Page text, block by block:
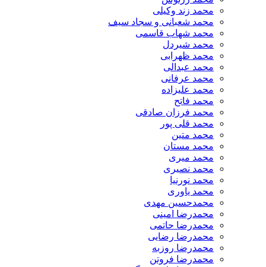
محمد زند وکیلی
محمد شعبانی و سجاد سیف
محمد شهاب قاسمی
​محمد شیردل
محمد ظهرابی
محمد عبدالی
محمد عرفانی
محمد علیزاده
محمد فاتح
محمد فرزان صادقی
محمد قلی پور
محمد متین
محمد مستان
محمد میری
محمد نصیری
محمد نورنیا
محمد یاوری
محمدحسین مهدی
محمدرضا امینی
محمدرضا حاتمی
محمدرضا رضایی
محمدرضا روزبه
محمدرضا فروتن